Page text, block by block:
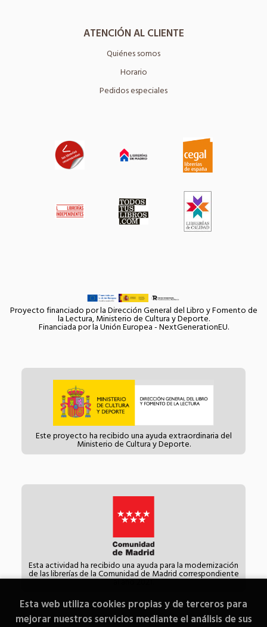
ATENCIÓN AL CLIENTE
Quiénes somos
Horario
Pedidos especiales
Proyecto financiado por la Dirección General del Libro y Fomento de
la Lectura, Ministerio de Cultura y Deporte.
Financiada por la Unión Europea - NextGenerationEU.
Este proyecto ha recibido una ayuda extraordinaria del
Ministerio de Cultura y Deporte.
Esta actividad ha recibido una ayuda para la modernización
de las librerías de la Comunidad de Madrid correspondiente
al año 2021.
Esta web utiliza cookies propias y de terceros para
mejorar nuestros servicios mediante el análisis de sus